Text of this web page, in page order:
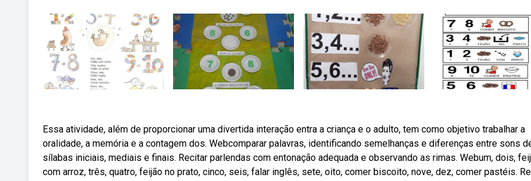
Essa atividade, além de proporcionar uma divertida interação entra a criança e o adulto, tem como objetivo trabalhar a
oralidade, a memória e a contagem dos. Webcomparar palavras, identificando semelhanças e diferenças entre sons
sílabas iniciais, mediais e finais. Recitar parlendas com entonação adequada e observando as rimas. Webum, dois,
com arroz, três, quatro, feijão no prato, cinco, seis, falar inglês, sete, oito, comer biscoito, nove, dez, comer pastéis.